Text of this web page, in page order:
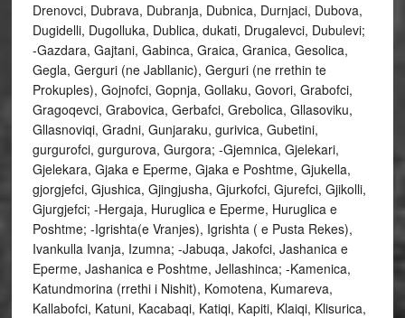
Drenovci, Dubrava, Dubranja, Dubnica, Durnjaci, Dubova,
Dugidelli, Dugolluka, Dublica, dukati, Drugalevci, Dubulevi;
-Gazdara, Gajtani, Gabinca, Graica, Granica, Gesolica,
Gegla, Gerguri (ne Jabllanic), Gerguri (ne rrethin te
Prokuples), Gojnofci, Gopnja, Gollaku, Govori, Grabofci,
Gragoqevci, Grabovica, Gerbafci, Grebolica, Gllasoviku,
Gllasnoviqi, Gradni, Gunjaraku, gurivica, Gubetini,
gurgurofci, gurgurova, Gurgora; -Gjemnica, Gjelekari,
Gjelekara, Gjaka e Eperme, Gjaka e Poshtme, Gjukella,
gjorgjefci, Gjushica, Gjingjusha, Gjurkofci, Gjurefci, Gjikolli,
Gjurgjefci; -Hergaja, Huruglica e Eperme, Huruglica e
Poshtme; -Igrishta(e Vranjes), Igrishta ( e Pusta Rekes),
Ivankulla Ivanja, Izumna; -Jabuqa, Jakofci, Jashanica e
Eperme, Jashanica e Poshtme, Jellashinca; -Kamenica,
Katundmorina (rrethi i Nishit), Komotena, Kumareva,
Kallabofci, Katuni, Kacabaqi, Katiqi, Kapiti, Klaiqi, Klisurica,